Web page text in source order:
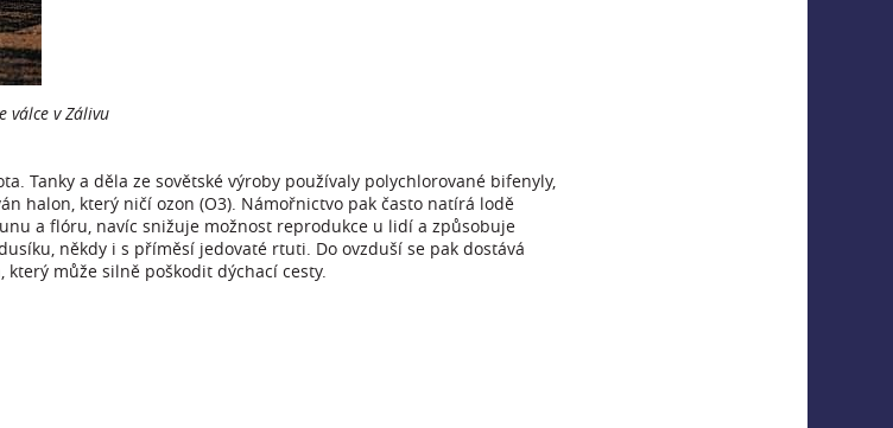
válce v Zálivu
Tanky a děla ze sovětské výroby používaly polychlorované bifenyly,
halon, který ničí ozon (O3). Námořnictvo pak často natírá lodě
a flóru, navíc snižuje možnost reprodukce u lidí a způsobuje
někdy i s příměsí jedovaté rtuti. Do ovzduší se pak dostává
může silně poškodit dýchací cesty.